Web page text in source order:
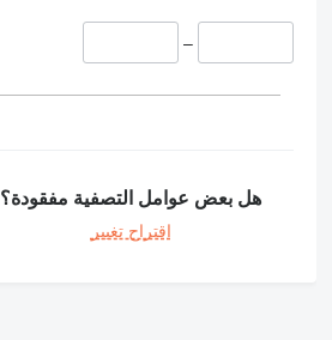
–
هل بعض عوامل التصفية مفقودة؟
اقتراح تغيير